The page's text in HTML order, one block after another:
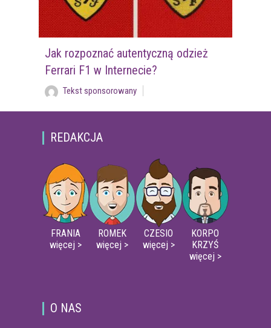
Jak rozpoznać autentyczną odzież
Ferrari F1 w Internecie?
Tekst sponsorowany
REDAKCJA
FRANIA
więcej >
ROMEK
więcej >
CZESIO
więcej >
KORPO
KRZYŚ
więcej >
O NAS